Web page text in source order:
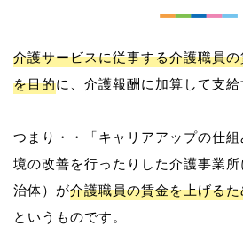
介護サービスに従事する介護職員
を目的に、介護報酬に加算して支給
つまり・・「キャリアアップの仕
境の改善を行ったりした介護事業
治体）が介護職員の賃金を上げる
というものです。